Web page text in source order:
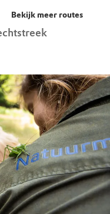
Bekijk meer routes